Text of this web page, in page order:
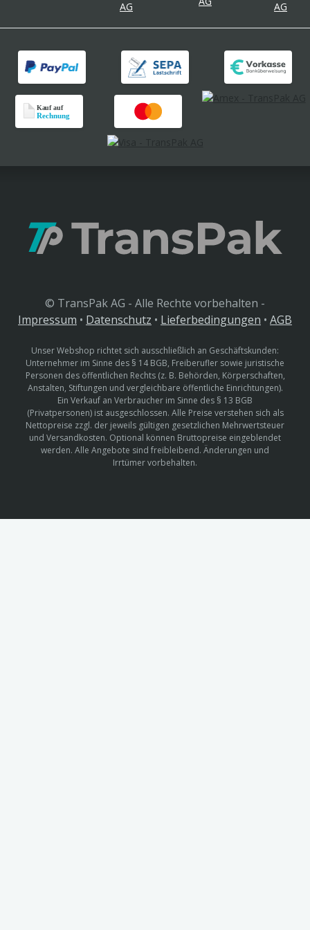
© TransPak AG - Alle Rechte vorbehalten -
Impressum • Datenschutz • Lieferbedingungen • AGB
Unser Webshop richtet sich ausschließlich an Geschäftskunden:
Unternehmer im Sinne des § 14 BGB, Freiberufler sowie juristische
Personen des öffentlichen Rechts (z. B. Behörden, Körperschaften,
Anstalten, Stiftungen und vergleichbare öffentliche Einrichtungen).
Ein Verkauf an Verbraucher im Sinne des § 13 BGB
(Privatpersonen) ist ausgeschlossen. Alle Preise verstehen sich als
Nettopreise zzgl. der jeweils gültigen gesetzlichen Mehrwertsteuer
und Versandkosten. Optional können Bruttopreise eingeblendet
werden. Alle Angebote sind freibleibend. Änderungen und
Irrtümer vorbehalten.